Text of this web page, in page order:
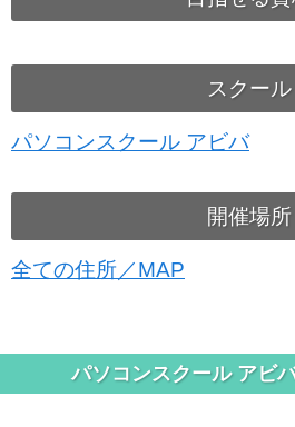
スクール
パソコンスクール アビバ
開催場所
全ての住所／MAP
パソコンスクール アビ